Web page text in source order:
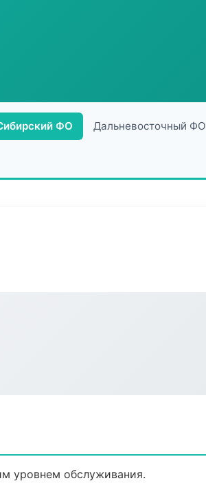
ФО Дальневосточный ФО
уровнем обслуживания.